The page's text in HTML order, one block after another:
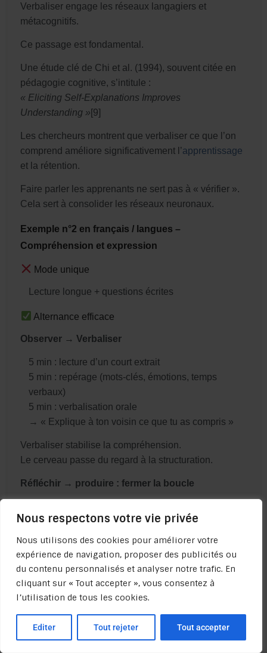
Nous respectons votre vie privée
Nous utilisons des cookies pour améliorer votre
expérience de navigation, proposer des publicités ou
du contenu personnalisés et analyser notre trafic. En
cliquant sur « Tout accepter », vous consentez à
l’utilisation de tous les cookies.
Editer Tout rejeter Tout accepter
Verbaliser engage les réseaux langagiers et
métacognitifs.
Ce passage est fondamental.
Une étude clé de Chi et al. (1994), souvent citée en
pédagogie cognitive, s’intitule :
« Eliciting Self-Explanations Improves
Understanding » [9]
Les chercheurs montrent que verbaliser ce que l’on
comprend améliore significativement l’apprentissage
et la rétention.
Faire parler les apprenants ne sert pas à « vérifier ».
Cela sert à consolider les réseaux neuronaux.
Exemple n°2 en français / langues –
Compréhension et expression
Mode unique
Lecture longue + questions écrites
Alternance efficace
Observer → Verbaliser
5 min : lecture d’un court extrait
5 min : repérage (mots-clés, émotions, temps
verbaux)
5 min : verbalisation orale
→ « Explique à ton voisin ce que tu as compris »
Verbaliser stabilise la compréhension.
Le cerveau passe du regard à la structuration.
Réfléchir → produire : fermer la boucle
suspension.
Produire oblige à structurer.
Les recherches sur l’apprentissage actif (active
learning) montrent que la production — écrire,
expliquer, créer — augmente l’engagement et la
Une méta-analyse de référence menée par Freeman
et al. (2014) s’intitule :